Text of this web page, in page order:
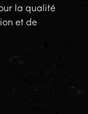
la qualité
et de